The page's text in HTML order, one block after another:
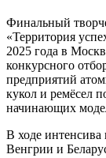
Финальный
«Территория
2025 года в
конкурсного
предприятий
кукол и ремёсел
начинающих
В ходе интенсива
Венгрии и